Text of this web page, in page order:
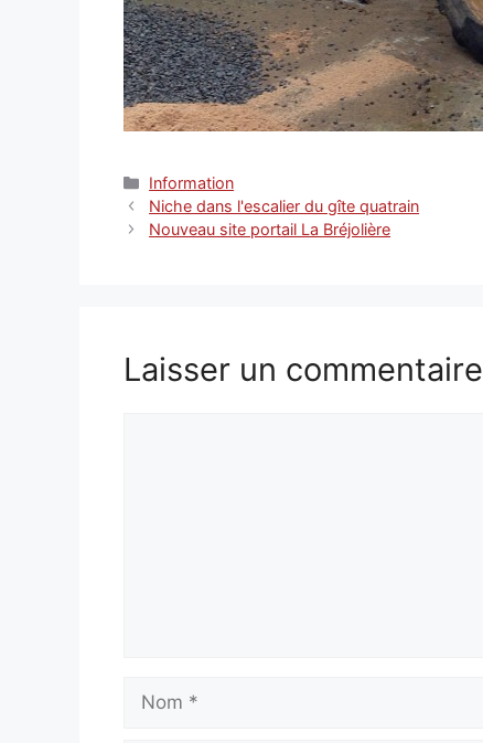
Catégories
Information
Niche dans l'escalier du gîte quatrain
Nouveau site portail La Bréjolière
Laisser un commentaire
Nom